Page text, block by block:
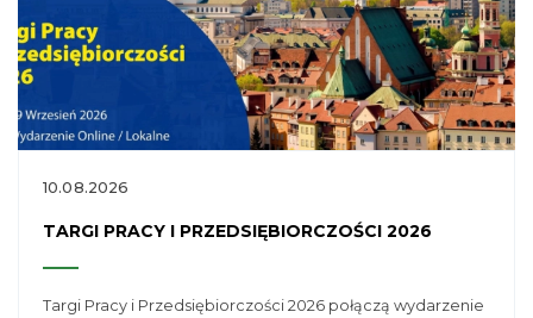
10.08.2026
TARGI PRACY I PRZEDSIĘBIORCZOŚCI 2026
Targi Pracy i Przedsiębiorczości 2026 połączą wydarzenie